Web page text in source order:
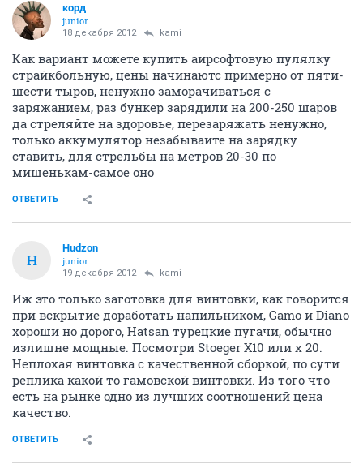
корд
junior
18 декабря 2012 kami
Как вариант можете купить аирсофтовую пулялку
страйкбольную, цены начинаютс примерно от пяти-
шести тыров, ненужно заморачиваться с
заряжанием, раз бункер зарядили на 200-250 шаров
да стреляйте на здоровье, перезаряжать ненужно,
только аккумулятор незабываите на зарядку
ставить, для стрельбы на метров 20-30 по
мишенькам-самое оно
ОТВЕТИТЬ
H
Hudzon
junior
19 декабря 2012 kami
Иж это только заготовка для винтовки, как говорится
при вскрытие доработать напильником, Gamo и Diano
хороши но дорого, Hatsan турецкие пугачи, обычно
излишне мощные. Посмотри Stoeger X10 или x 20.
Неплохая винтовка с качественной сборкой, по сути
реплика какой то гамовской винтовки. Из того что
есть на рынке одно из лучших соотношений цена
качество.
ОТВЕТИТЬ